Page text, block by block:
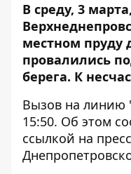
В среду, 3
местном пруду
провалились
берега. К
Вызов на линию
15:50. Об этом
ссылкой на